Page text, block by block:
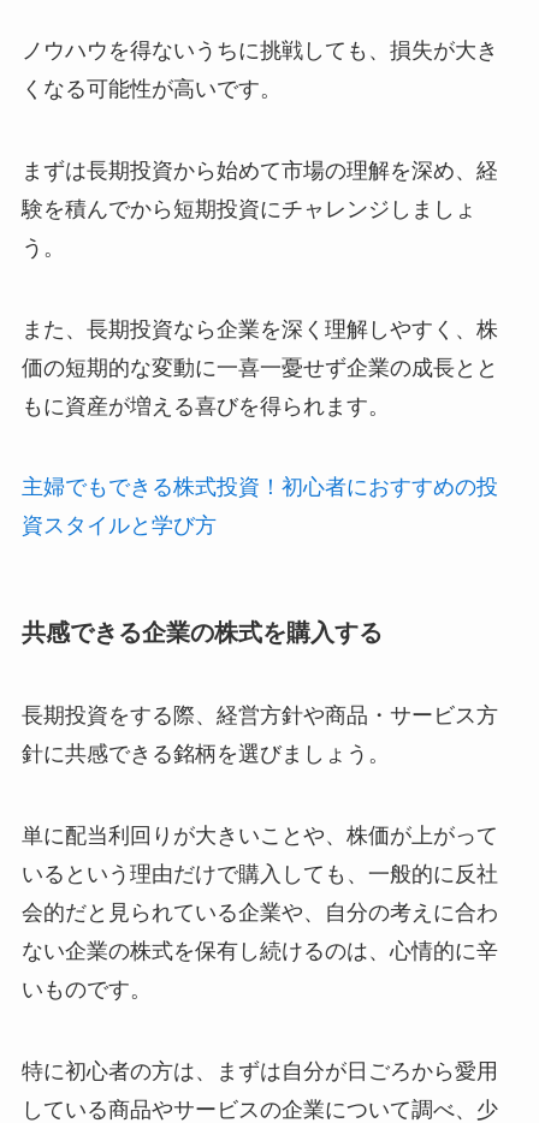
ノウハウを得ないうちに挑戦しても、損失が大き
くなる可能性が高いです。
まずは長期投資から始めて市場の理解を深め、経
験を積んでから短期投資にチャレンジしましょ
う。
また、長期投資なら企業を深く理解しやすく、株
価の短期的な変動に一喜一憂せず企業の成長とと
もに資産が増える喜びを得られます。
主婦でもできる株式投資！初心者におすすめの投
資スタイルと学び方
共感できる企業の株式を購入する
長期投資をする際、経営方針や商品・サービス方
針に共感できる銘柄を選びましょう。
単に配当利回りが大きいことや、株価が上がって
いるという理由だけで購入しても、一般的に反社
会的だと見られている企業や、自分の考えに合わ
ない企業の株式を保有し続けるのは、心情的に辛
いものです。
特に初心者の方は、まずは自分が日ごろから愛用
している商品やサービスの企業について調べ、少